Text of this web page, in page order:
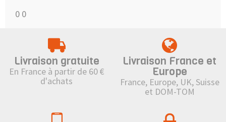
0 0
Livraison gratuite
En France à partir de 60 €
d'achats
Livraison France et
Europe
France, Europe, UK, Suisse
et DOM-TOM